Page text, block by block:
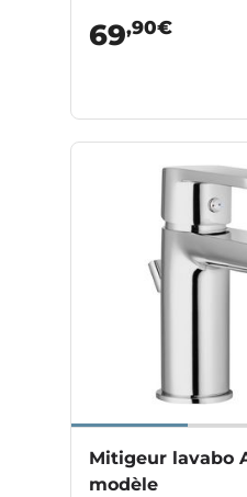
69,90€
Mitigeur lavabo
modèle